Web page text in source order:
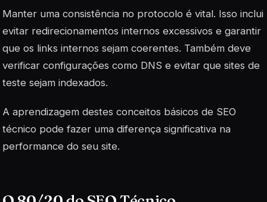
Manter uma consistência no protocolo é vital. Isso inclui
evitar redirecionamentos internos excessivos e garantir
que os links internos sejam coerentes. Também deve
verificar configurações como DNS e evitar que sites de
teste sejam indexados.
A aprendizagem destes conceitos básicos de SEO
técnico pode fazer uma diferença significativa na
performance do seu site.